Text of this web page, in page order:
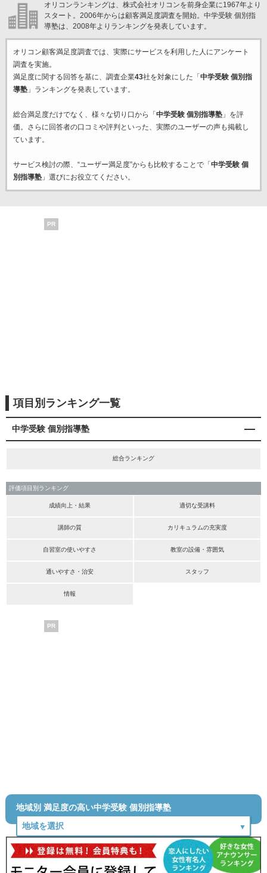
オリコンランキングは、株式会社オリコンを前身企業に1967年より
スタート。2006年からは顧客満足度調査を開始。中学受験 個別指
導塾は、2008年よりランキングを発表しています。
オリコン顧客満足度調査では、実際にサービスを利用した 人にアンケート
調査を実施。
満足度に関する回答を基に、調査企業43社を対象にした「 中学受験 個別指
導塾」ランキングを発表しています。
総合満足度だけでなく、様々な切り口から「 中学受験 個別指導塾」を評
価。さらに回答者の口コミや評判といった、実際のユーザーの声も掲載し
ています。
サービス検討の際、“ユーザー満足度”からも比較することで「 中学受験 個
別指導塾」選びにお役立てください。
PR
項目別ランキング一覧
中学受験 個別指導塾
総合ランキング
評価項目別ランキング
成績向上・結果 適切な受講料
講師の質 カリキュラムの充実度
自習室の使いやすさ 教室の設備・雰囲気
通いやすさ・治安 スタッフ
情報
PR
地域別 満足度の高い中学受験 個別指導塾